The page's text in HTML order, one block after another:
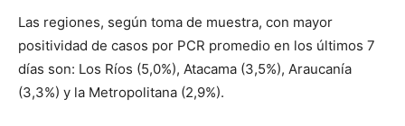
Las regiones, según toma de muestra, con mayor
positividad de casos por PCR promedio en los últimos 7
días son: Los Ríos (5,0%), Atacama (3,5%), Araucanía
(3,3%) y la Metropolitana (2,9%).